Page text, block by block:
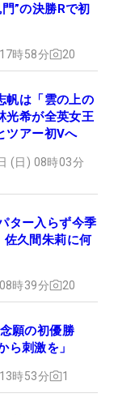
”の決勝Rで初
時58分 20
帆は「雲の上の
希が全英女王
ツアー初Vへ
(日) 08時03分
ター入らず今季
久間朱莉に何
時39分 20
願の初優勝
ら刺激を」
時53分 1